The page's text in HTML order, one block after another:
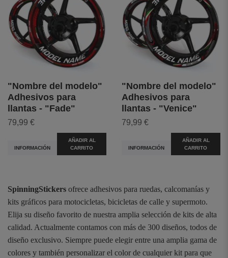
"Nombre del modelo"
Adhesivos para
llantas - "Fade"
79,99 €
INFORMACIÓN
AÑADIR AL
CARRITO
"Nombre del modelo"
Adhesivos para
llantas - "Venice"
79,99 €
INFORMACIÓN
AÑADIR AL
CARRITO
SpinningStickers ofrece adhesivos para ruedas, calcomanías y
kits gráficos para motocicletas, bicicletas de calle y supermoto.
Elija su diseño favorito de nuestra amplia selección de kits de alta
calidad. Actualmente contamos con más de 300 diseños, todos de
diseño exclusivo. Siempre puede elegir entre una amplia gama de
colores y también personalizar el color de cualquier kit para que